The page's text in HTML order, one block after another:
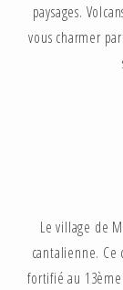
paysages.
vous charmer
Le village de
cantalienne. Ce
fortifié au